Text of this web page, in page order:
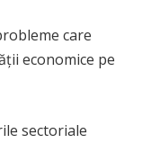
care
economice pe
sectoriale